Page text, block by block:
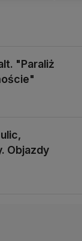
"Paraliż
Objazdy